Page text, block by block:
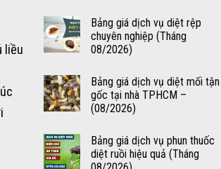
liều
Bảng giá dịch vụ diệt rệp
chuyên nghiệp (Tháng
08/2026)
Bảng giá dịch vụ diệt mối tận
gốc tại nhà TPHCM –
(08/2026)
Bảng giá dịch vụ phun thuốc
diệt ruồi hiệu quả (Tháng